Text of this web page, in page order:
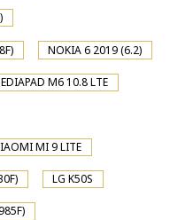
NOKIA 6 2019 (6.2)
M6 10.8 LTE
MI 9 LITE
LG K50S